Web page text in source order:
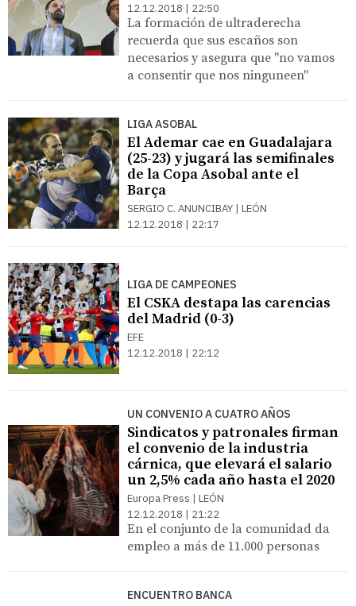
12.12.2018 | 22:50
La formación de ultraderecha
recuerda que sus escaños son
necesarios y asegura que "no vamos
a consentir que nos ninguneen"
LIGA ASOBAL
El Ademar cae en Guadalajara
(25-23) y jugará las semifinales
de la Copa Asobal ante el
Barça
SERGIO C. ANUNCIBAY | LEÓN
12.12.2018 | 22:17
LIGA DE CAMPEONES
El CSKA destapa las carencias
del Madrid (0-3)
EFE
12.12.2018 | 22:12
UN CONVENIO A CUATRO AÑOS
Sindicatos y patronales firman
el convenio de la industria
cárnica, que elevará el salario
un 2,5% cada año hasta el 2020
Europa Press | LEÓN
12.12.2018 | 21:22
En el conjunto de la comunidad da
empleo a más de 11.000 personas
ENCUENTRO BANCA